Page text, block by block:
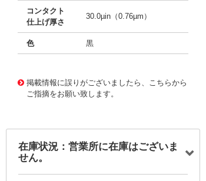
コンタクト
仕上げ厚さ
30.0µin（0.76µm）
色 黒
掲載情報に誤りがございましたら、こちらから
ご指摘をお願い致します。
在庫状況：営業所に在庫はございま
せん。